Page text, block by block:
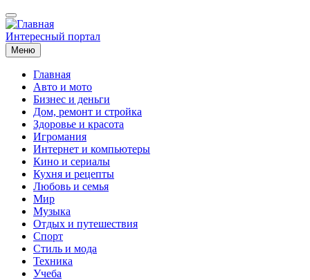
Перейти
к
основному
содержанию
Интересный портал
Меню
Основная
навигация
Главная
Авто и мото
Бизнес и деньги
Дом, ремонт и стройка
Здоровье и красота
Игромания
Интернет и компьютеры
Кино и сериалы
Кухня и рецепты
Любовь и семья
Мир
Музыка
Отдых и путешествия
Спорт
Стиль и мода
Техника
Учеба